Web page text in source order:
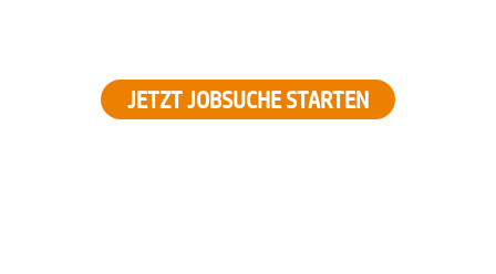
JETZT JOBSUCHE STARTEN